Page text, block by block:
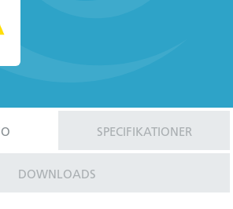
SPECIFIKATIONER
DOWNLOADS